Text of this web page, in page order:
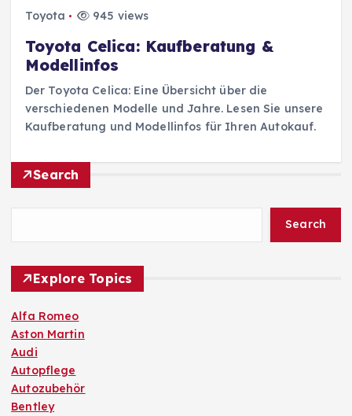
Toyota 945 views
Toyota Celica: Kaufberatung &
Modellinfos
Der Toyota Celica: Eine Übersicht über die
verschiedenen Modelle und Jahre. Lesen Sie unsere
Kaufberatung und Modellinfos für Ihren Autokauf.
Search
Search
Explore Topics
Alfa Romeo
Aston Martin
Audi
Autopflege
Autozubehör
Bentley